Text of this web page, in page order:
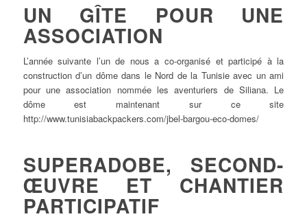
UN GÎTE POUR UNE
ASSOCIATION
L’année suivante l’un de nous a co-organisé et participé à la
construction d’un dôme dans le Nord de la Tunisie avec un ami
pour une association nommée les aventuriers de Siliana. Le
dôme est maintenant sur ce site
http://www.tunisiabackpackers.com/jbel-bargou-eco-domes/
SUPERADOBE, SECOND-
ŒUVRE ET CHANTIER
PARTICIPATIF